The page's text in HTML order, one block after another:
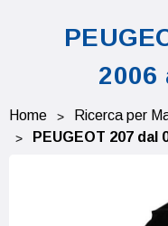
2006
Home Ricerca per
PEUGEOT 207 dal